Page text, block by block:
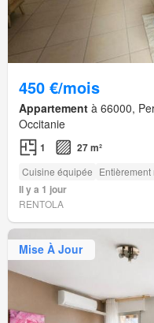
450 €/mois
Appartement à 66000,
Occitanie
1 27 m²
Cuisine équipée Entièrement
Il y a 1 jour
RENTOLA
Mise À Jour